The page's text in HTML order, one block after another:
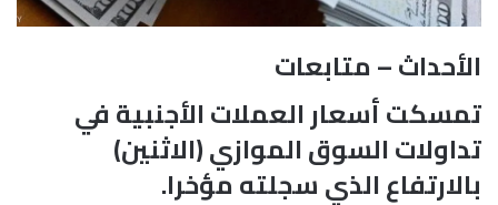
الأحداث – متابعات
تمسكت أسعار العملات الأجنبية في
تداولات السوق الموازي (الاثنين)
بالارتفاع الذي سجلته مؤخرا.